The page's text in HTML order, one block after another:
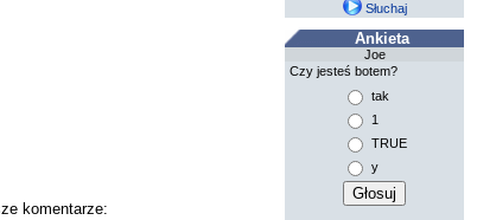
komentarze:
Słuchaj
Ankieta
Joe
Czy jesteś botem?
tak
1
TRUE
y